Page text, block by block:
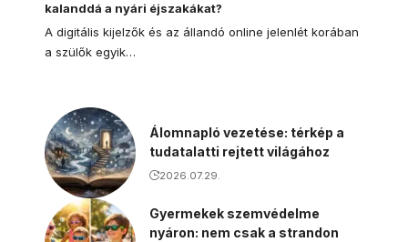
kalanddá a nyári éjszakákat?
A digitális kijelzők és az állandó online jelenlét korában
a szülők egyik…
Álomnapló vezetése: térkép a
tudatalatti rejtett világához
2026.07.29.
Gyermekek szemvédelme
nyáron: nem csak a strandon